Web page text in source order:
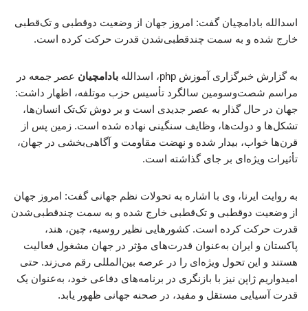
اسدالله بادامچیان گفت: امروز جهان از وضعیت دوقطبی و تک‌قطبی
خارج شده و به سمت چندقطبی‌شدن قدرت حرکت کرده است.
به گزارش خبرگزاری آموزش php، اسدالله بادامچیان عصر جمعه در
مراسم شصت‌وسومین سالگرد تأسیس حزب موتلفه، اظهار داشت:
جهان در حال گذار به عصر جدیدی است و بر دوش تک‌تک انسان‌ها،
تشکل‌ها و دولت‌ها، وظایف سنگینی نهاده شده است. زمین پس از
قرن‌ها خواب، بیدار شده و نهضت مقاومت و آگاهی‌بخشی در جهان،
تأثیرات ویژه‌ای بر جای گذاشته است.
به روایت ایرنا، وی با اشاره به تحولات نظم جهانی گفت: امروز جهان
از وضعیت دوقطبی و تک‌قطبی خارج شده و به سمت چندقطبی‌شدن
قدرت حرکت کرده است. کشورهایی نظیر روسیه، چین، هند،
پاکستان و ایران به‌عنوان قدرت‌های مؤثر در جهان مشغول فعالیت
هستند و این تحول ویژه‌ای را در عرصه بین‌المللی رقم می‌زند. حتی
امیدواریم ژاپن نیز با بازنگری در برنامه‌های دفاعی خود، به‌عنوان یک
قدرت آسیایی مستقل و مفید، در صحنه جهانی ظهور یابد.